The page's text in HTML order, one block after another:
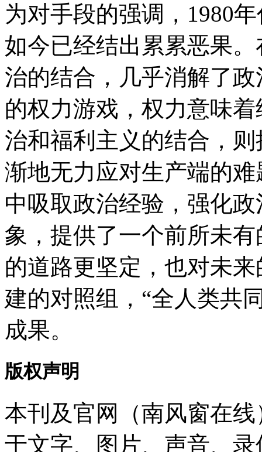
为对手段的强调，1980
如今已经结出累累恶果
治的结合，几乎消解了
的权力游戏，权力意味
治和福利主义的结合，
渐地无力应对生产端的
中吸取政治经验，强化
象，提供了一个前所未
的道路更坚定，也对未
建的对照组，“全人类共
成果。
版权声明
本刊及官网（南风窗在
于文字、图片、声音、